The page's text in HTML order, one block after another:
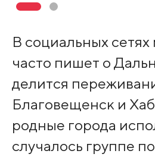
В социальных сетях
часто пишет о
делится
Благовещенск и
родные города
случалось группе